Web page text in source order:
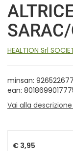
HEALTION Srl
minsan: 926522677
ean:
Vai alla
Prezzo
€ 3,95